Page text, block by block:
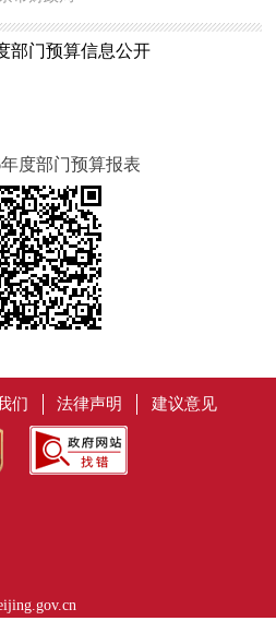
部门预算信息公开
度部门预算报表
们 法律声明 建议意见